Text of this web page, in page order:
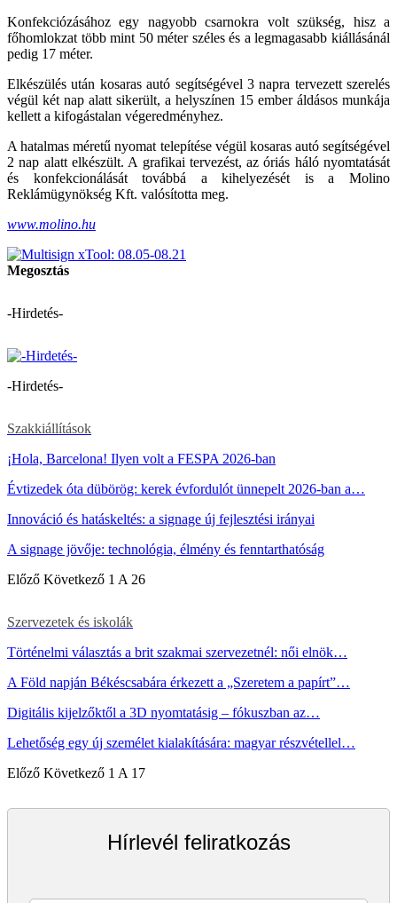
Konfekciózásához egy nagyobb csarnokra volt szükség, hisz a
főhomlokzat több mint 50 méter széles és a legmagasabb kiállásánál
pedig 17 méter.
Elkészülés után kosaras autó segítségével 3 napra tervezett szerelés
végül két nap alatt sikerült, a helyszínen 15 ember áldásos munkája
kellett a kifogástalan végeredményhez.
A hatalmas méretű nyomat telepítése végül kosaras autó segítségével
2 nap alatt elkészült. A grafikai tervezést, az óriás háló nyomtatását
és konfekcionálását továbbá a kihelyezését is a Molino
Reklámügynökség Kft. valósította meg.
www.molino.hu
Megosztás
-Hirdetés-
-Hirdetés-
Szakkiállítások
¡Hola, Barcelona! Ilyen volt a FESPA 2026-ban
Évtizedek óta dübörög: kerek évfordulót ünnepelt 2026-ban a…
Innováció és hatáskeltés: a signage új fejlesztési irányai
A signage jövője: technológia, élmény és fenntarthatóság
Előző Következő 1 A 26
Szervezetek és iskolák
Történelmi választás a brit szakmai szervezetnél: női elnök…
A Föld napján Békéscsabára érkezett a „Szeretem a papírt”…
Digitális kijelzőktől a 3D nyomtatásig – fókuszban az…
Lehetőség egy új személet kialakítására: magyar részvétellel…
Előző Következő 1 A 17
Hírlevél feliratkozás